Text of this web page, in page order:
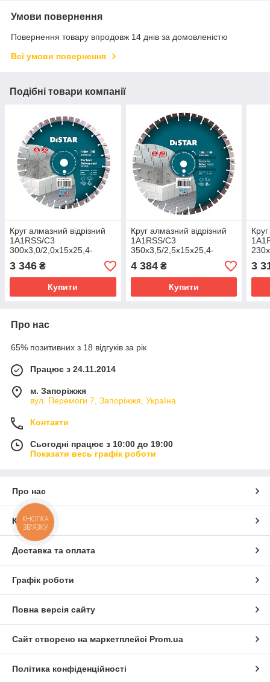
Умови повернення
Повернення товару впродовж 14 днів за домовленістю
Всі умови повернення
Подібні товари компанії
Круг алмазний вiдрiзний
1A1RSS/C3
300x3,0/2,0x15x25,4-
(11,5)-22-HIT Technic
Advanced
3 346 ₴
Купити
Круг алмазний вiдрiзний
1A1RSS/C3
350x3,5/2,5x15x25,4-
(11,5)-24-HIT Technic
Advanced
4 384₴
Купити
3
Про нас
65% позитивних з 18 відгуків за рік
Працює з 24.11.2014
м. Запоріжжя
вул. Перемоги 7, Запоріжжя, Україна
Контакти
Сьогодні працює з 10:00 до 19:00
Показати весь графік роботи
Про нас
Контакти
Доставка та оплата
Графік роботи
Повна версія сайту
Сайт створено на маркетплейсі Prom.ua
Політика конфіденційності
КНОПКА
ЗВ'ЯЗКУ